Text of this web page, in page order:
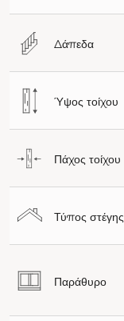
Δάπεδα
Ύψος τοίχου
Πάχος τοίχου
Τύπος στέγης
Παράθυρο